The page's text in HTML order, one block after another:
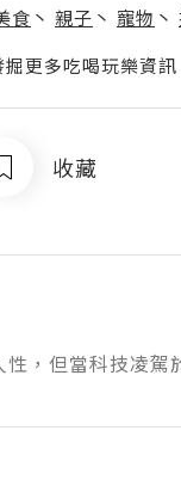
食 丶 親子 丶 寵物 丶
更多吃喝玩樂資訊
收藏
性，但當科技凌